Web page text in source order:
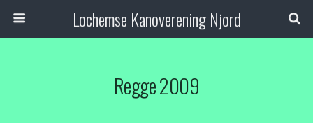
Lochemse Kanoverening Njord
Regge 2009